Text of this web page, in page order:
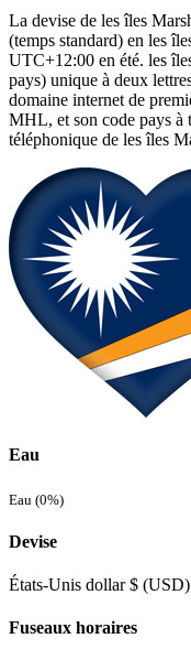
La devise de les îles
(temps standard) en les
UTC+12:00 en été. les
pays) unique à deux
domaine internet de
MHL, et son code pays à
téléphonique de les îles
Eau
Eau (0%)
Devise
États-Unis dollar $ (USD)
Fuseaux horaires